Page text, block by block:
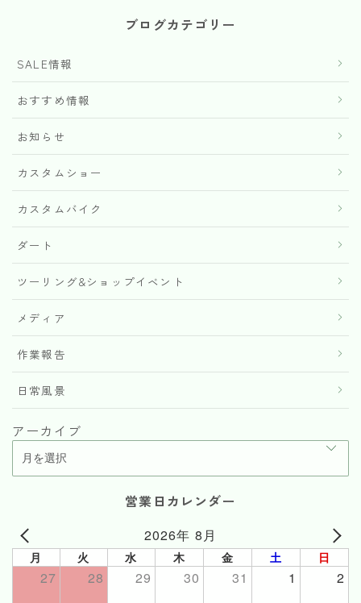
ブログカテゴリー
SALE情報
おすすめ情報
お知らせ
カスタムショー
カスタムバイク
ダート
ツーリング&ショップイベント
メディア
作業報告
日常風景
アーカイブ
営業日カレンダー
2026年 8月
月 火 水 木 金 土 日
27 28 29 30 31 1 2